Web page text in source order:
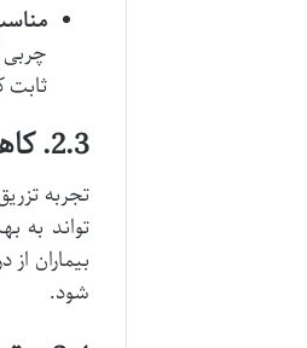
چربی
ثابت
2.3. کاهش اضطراب و استرس تزریق
تجربه
تواند به
بیماران
شود.